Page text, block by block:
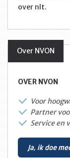
over nlt.
Over NVON
OVER NVON
Voor
Partner
Service en
Ja, ik doe